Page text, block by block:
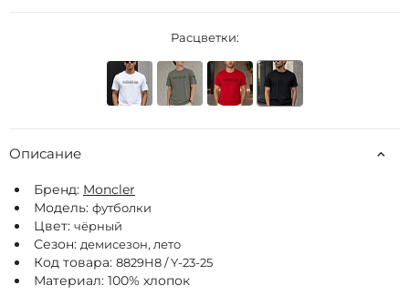
Расцветки:
Описание
Бренд: Moncler
Модель: футболки
Цвет: чёрный
Сезон: демисезон, лето
Код товара: 8829H8 / Y-23-25
Материал: 100% хлопок